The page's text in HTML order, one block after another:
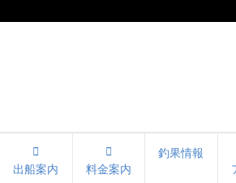
出船案内 料金案内
釣果情報